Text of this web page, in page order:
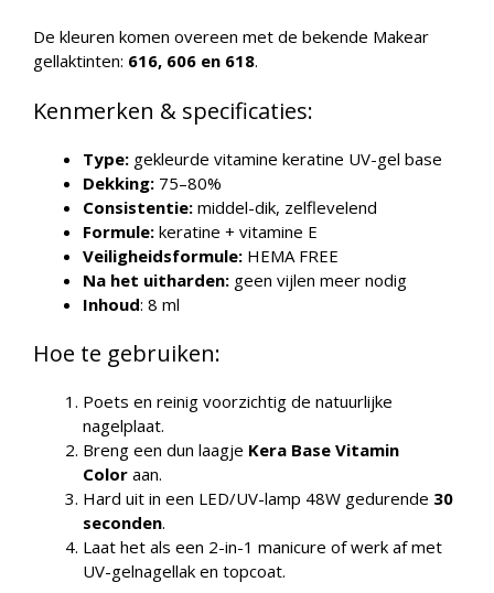
De kleuren komen overeen met de bekende Makear
gellaktinten: 616, 606 en 618.
Kenmerken & specificaties:
Type: gekleurde vitamine keratine UV-gel base
Dekking: 75–80%
Consistentie: middel-dik, zelflevelend
Formule: keratine + vitamine E
Veiligheidsformule: HEMA FREE
Na het uitharden: geen vijlen meer nodig
Inhoud: 8 ml
Hoe te gebruiken:
Poets en reinig voorzichtig de natuurlijke
nagelplaat.
Breng een dun laagje Kera Base Vitamin
Color aan.
Hard uit in een LED/UV-lamp 48W gedurende 30
seconden.
Laat het als een 2-in-1 manicure of werk af met
UV-gelnagellak en topcoat.